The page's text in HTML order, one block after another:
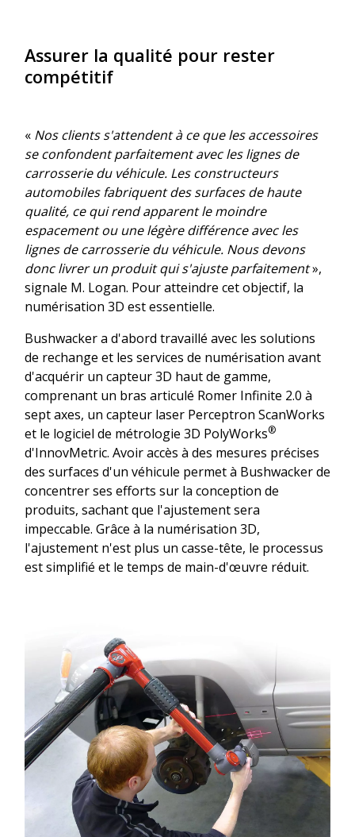
Assurer la qualité pour rester
compétitif
« Nos clients s'attendent à ce que les accessoires
se confondent parfaitement avec les lignes de
carrosserie du véhicule. Les constructeurs
automobiles fabriquent des surfaces de haute
qualité, ce qui rend apparent le moindre
espacement ou une légère différence avec les
lignes de carrosserie du véhicule. Nous devons
donc livrer un produit qui s'ajuste parfaitement»,
signale M. Logan. Pour atteindre cet objectif, la
numérisation 3D est essentielle.
Bushwacker a d'abord travaillé avec les solutions
de rechange et les services de numérisation avant
d'acquérir un capteur 3D haut de gamme,
comprenant un bras articulé Romer Infinite 2.0 à
sept axes, un capteur laser Perceptron ScanWorks
et le logiciel de métrologie 3D PolyWorks®
d'InnovMetric. Avoir accès à des mesures précises
des surfaces d'un véhicule permet à Bushwacker de
concentrer ses efforts sur la conception de
produits, sachant que l'ajustement sera
impeccable. Grâce à la numérisation 3D,
l'ajustement n'est plus un casse-tête, le processus
est simplifié et le temps de main-d'œuvre réduit.